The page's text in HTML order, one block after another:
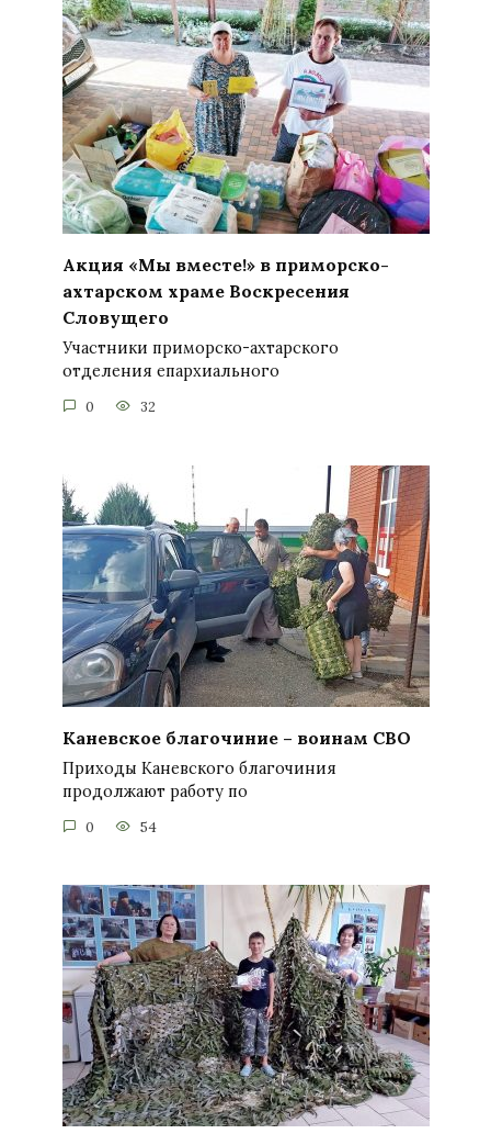
Акция «Мы вместе!» в приморско-
ахтарском храме Воскресения
Словущего
Участники приморско-ахтарского
отделения епархиального
0 32
Каневское благочиние – воинам СВО
Приходы Каневского благочиния
продолжают работу по
0 54